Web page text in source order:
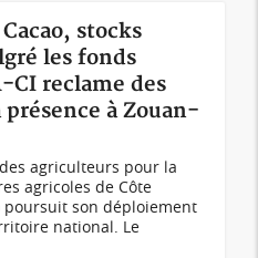
stocks
les fonds
CI reclame des
à Zouan-
agriculteurs pour la
agricoles de Côte
poursuit son déploiement
national. Le